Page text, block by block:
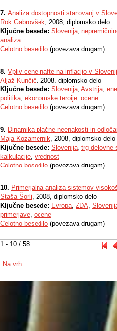
1 - 10 / 58
7. Analiza dostopnosti stanovanj v
Rok Gabrovšek, 2008, diplomsko delo
Ključne besede: Slovenija,
analiza
Celotno besedilo (povezava drugam)
8. Vpliv cene nafte na inflacijo v
Aljaž Kunčič, 2008, diplomsko delo
Ključne besede: Slovenija, Avstrija,
politika, ekonomske teroije, ocene
Celotno besedilo (povezava drugam)
9. Dinamika plačne neenakosti in
Maja Kozamernik, 2008, diplomsko delo
Ključne besede: Slovenija, trg delovne
kalkulacije, vrednost
Celotno besedilo (povezava drugam)
10. Primerjalna analiza sistemov
Staša Šorli, 2008, diplomsko delo
Ključne besede: Evropa, ZDA,
primerjave, ocene
Celotno besedilo (povezava drugam)
Na vrh